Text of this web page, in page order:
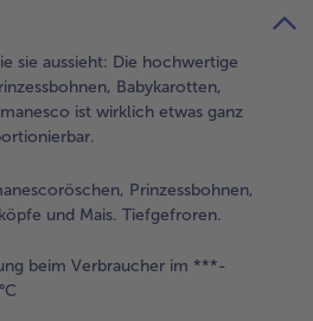
sie aussieht: Die hochwertige
Babykarotten,
ist wirklich etwas ganz
Prinzessbohnen,
und Mais. Tiefgefroren.
beim Verbraucher im ***-